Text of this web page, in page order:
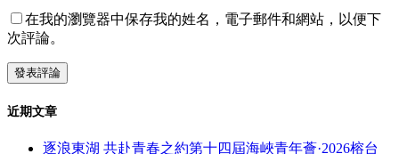
在我的瀏覽器中保存我的姓名，電子郵件和網站，以便下
次評論。
近期文章
逐浪東湖 共赴青春之約第十四屆海峽青年薈·2026榕台